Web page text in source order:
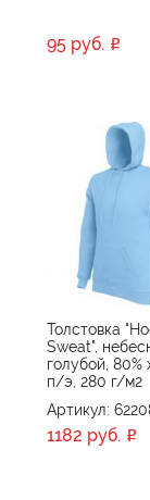
95 руб.
Толстовка
Sweat",
голубой, 80%
п/э, 280 г/м2
Артикул:
1182 руб.